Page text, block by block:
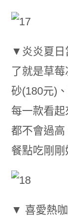
▼炎炎夏日
了就是草
砂(180元)
每一款看
都不會過
餐點吃剛剛
▼ 喜愛熱